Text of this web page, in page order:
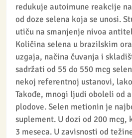
redukuje autoimune reakcije
od doze selena koja se unosi.
utiču na smanjenje nivoa
Količina selena u brazilskim
uzgaja, načina čuvanja i
sadržati od 55 do 550 mcg
nekoj referentnoj ustanovi,
Takođe, mnogi ljudi oboleli od
plodove. Selen metionin je
suplement. U dozi od 200
3 meseca. U zavisnosti od